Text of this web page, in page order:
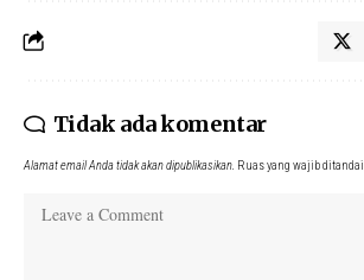
Tidak ada komentar
Alamat email Anda tidak akan dipublikasikan. Ruas yang wajib ditandai